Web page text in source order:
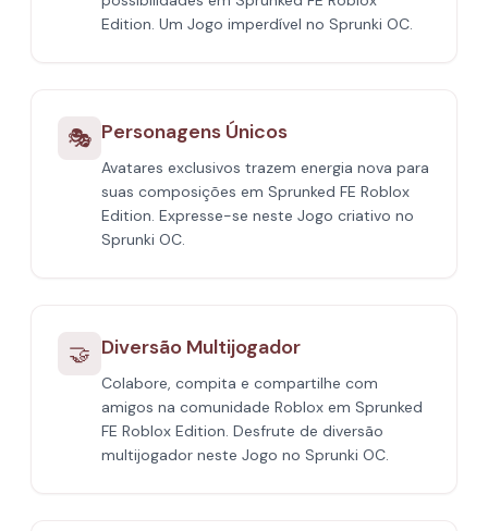
Edition. Um Jogo imperdível no Sprunki OC.
🎭 Personagens Únicos
Avatares exclusivos trazem energia nova para
suas composições em Sprunked FE Roblox
Edition. Expresse-se neste Jogo criativo no
Sprunki OC.
🤝 Diversão Multijogador
Colabore, compita e compartilhe com
amigos na comunidade Roblox em Sprunked
FE Roblox Edition. Desfrute de diversão
multijogador neste Jogo no Sprunki OC.